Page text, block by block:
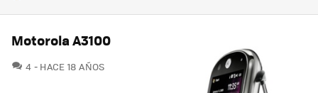
Motorola A3100
4 COMENTARIOS
HACE 18 AÑOS